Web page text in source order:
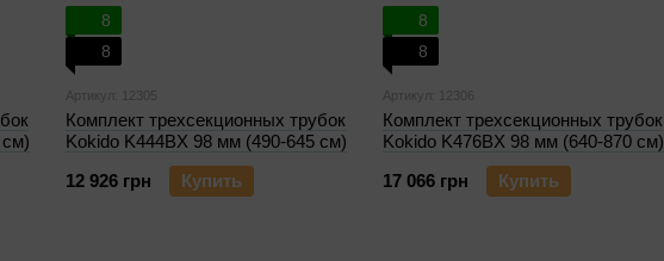
8
8
Артикул: 12305
Комплект трехсекционных трубок
Kokido K444BX 98 мм (490-645 см)
12 926 грн
Купить
8
8
Артикул: 12306
Комплект трехсекционных трубок
Kokido K476BX 98 мм (640-870 см)
17 066 грн
Купить